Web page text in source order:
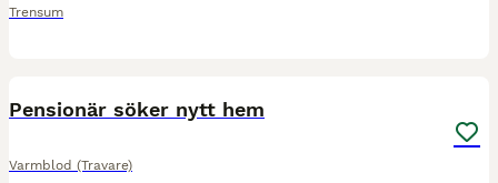
Trensum
Pensionär söker nytt hem
Varmblod (Travare)